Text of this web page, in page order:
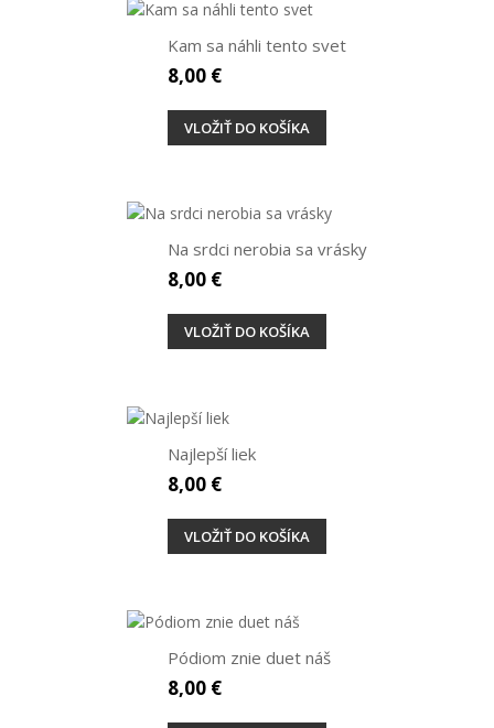
Kam sa náhli tento svet
8,00 €
VLOŽIŤ DO KOŠÍKA
Na srdci nerobia sa vrásky
8,00 €
VLOŽIŤ DO KOŠÍKA
Najlepší liek
8,00 €
VLOŽIŤ DO KOŠÍKA
Pódiom znie duet náš
8,00 €